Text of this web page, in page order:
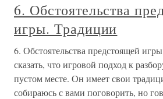
6. Обстоятельства
игры. Традиции
6. Обстоятельства предстоящей
сказать, что игровой подход к
пустом месте. Он имеет свои
собираюсь с вами поговорить, но